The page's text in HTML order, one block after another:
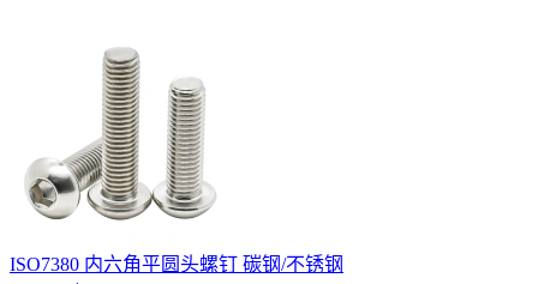
ISO7380 内六角平圆头螺钉 碳钢/不锈钢